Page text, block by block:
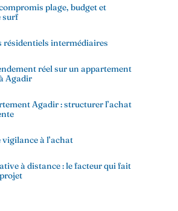
plage, budget et
surf
résidentiels intermédiaires
réel sur un appartement
Agadir
Agadir : structurer l’achat
vigilance à l’achat
à distance : le facteur qui fait